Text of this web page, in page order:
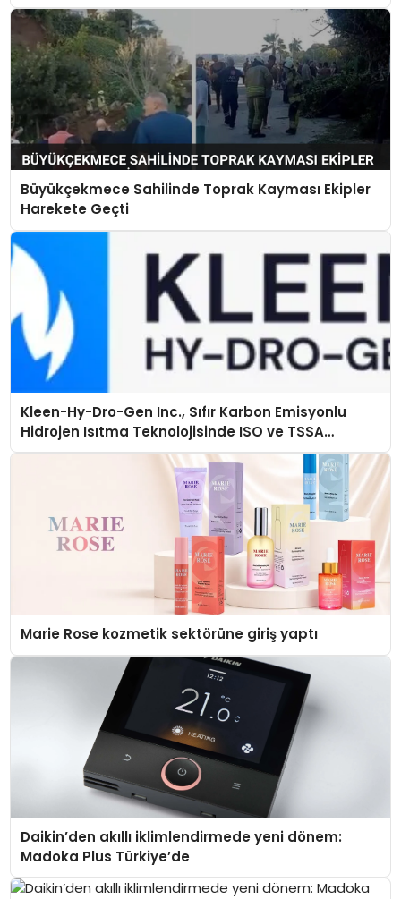
Büyükçekmece Sahilinde Toprak Kayması Ekipler
Harekete Geçti
Kleen-Hy-Dro-Gen Inc., Sıfır Karbon Emisyonlu
Hidrojen Isıtma Teknolojisinde ISO ve TSSA
Düzenleyici Onaylarını Aldı
Marie Rose kozmetik sektörüne giriş yaptı
Daikin’den akıllı iklimlendirmede yeni dönem:
Madoka Plus Türkiye’de